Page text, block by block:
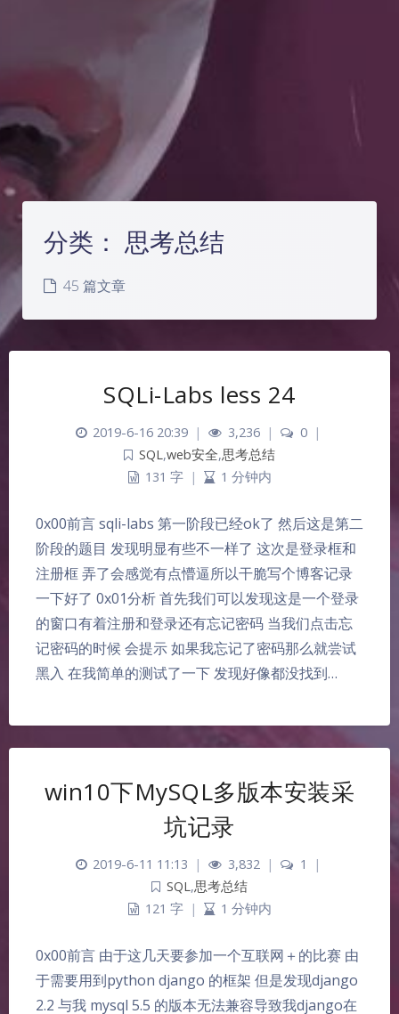
分类： 思考总结
45 篇文章
SQLi-Labs less 24
2019-6-16 20:39 | 3,236 | 0
|
SQL,web安全,思考总结
131 字
| 1 分钟内
0x00前言 sqli-labs 第一阶段已经ok了 然后这是第二
阶段的题目 发现明显有些不一样了 这次是登录框和
注册框 弄了会感觉有点懵逼所以干脆写个博客记录
一下好了 0x01分析 首先我们可以发现这是一个登录
的窗口有着注册和登录还有忘记密码 当我们点击忘
记密码的时候 会提示 如果我忘记了密码那么就尝试
黑入 在我简单的测试了一下 发现好像都没找到…
win10下MySQL多版本安装采
坑记录
2019-6-11 11:13 | 3,832 | 1
|
SQL,思考总结
121 字
| 1 分钟内
0x00前言 由于这几天要参加一个互联网＋的比赛 由
于需要用到python django 的框架 但是发现django
2.2 与我 mysql 5.5 的版本无法兼容导致我django在